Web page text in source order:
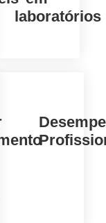
laboratórios